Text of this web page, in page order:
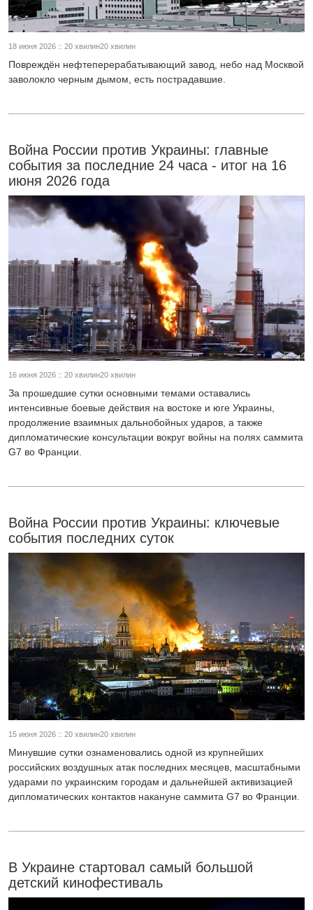
18 июня 2026 :: 20 хвилин20 хвилин
Повреждён нефтеперерабатывающий завод, небо над Москвой
заволокло черным дымом, есть пострадавшие.
Война России против Украины: главные
события за последние 24 часа - итог на 16
июня 2026 года
16 июня 2026 :: 20 хвилин20 хвилин
За прошедшие сутки основными темами оставались
интенсивные боевые действия на востоке и юге Украины,
продолжение взаимных дальнобойных ударов, а также
дипломатические консультации вокруг войны на полях саммита
G7 во Франции.
Война России против Украины: ключевые
события последних суток
15 июня 2026 :: 20 хвилин20 хвилин
Минувшие сутки ознаменовались одной из крупнейших
российских воздушных атак последних месяцев, масштабными
ударами по украинским городам и дальнейшей активизацией
дипломатических контактов накануне саммита G7 во Франции.
В Украине стартовал самый большой
детский кинофестиваль